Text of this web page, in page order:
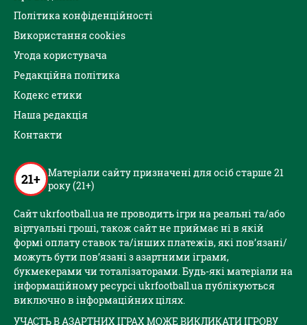
Політика конфіденційності
Використання cookies
Угода користувача
Редакційна політика
Кодекс етики
Наша редакція
Контакти
21+ Матеріали сайту призначені для осіб старше 21
року (21+)
Сайт ukrfootball.ua не проводить ігри на реальні та/або
віртуальні гроші, також сайт не приймає ні в якій
формі оплату ставок та/інших платежів, які пов’язані/
можуть бути пов’язані з азартними іграми,
букмекерами чи тоталізаторами. Будь-які матеріали на
інформаційному ресурсі ukrfootball.ua публікуються
виключно в інформаційних цілях.
УЧАСТЬ В АЗАРТНИХ ІГРАХ МОЖЕ ВИКЛИКАТИ ІГРОВУ